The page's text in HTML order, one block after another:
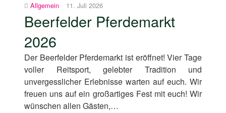
Allgemein 11. Juli 2026
Beerfelder Pferdemarkt
2026
Der Beerfelder Pferdemarkt ist eröffnet! Vier Tage
voller Reitsport, gelebter Tradition und
unvergesslicher Erlebnisse warten auf euch. Wir
freuen uns auf ein großartiges Fest mit euch! Wir
wünschen allen Gästen,…